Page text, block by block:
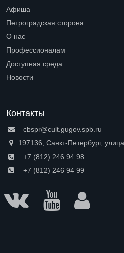
Афиша
Петроградская сторона
О нас
Профессионалам
Доступная среда
Новости
Контакты
cbspr@cult.gugov.spb.ru
197136, Санкт-Петербург,
+7 (812) 246 94 98
+7 (812) 246 94 99